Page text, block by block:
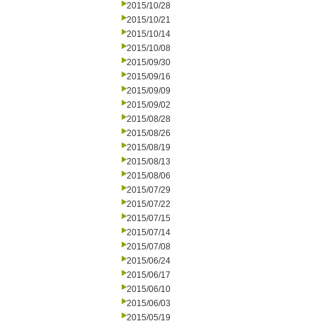
2015/10/28
2015/10/21
2015/10/14
2015/10/08
2015/09/30
2015/09/16
2015/09/09
2015/09/02
2015/08/28
2015/08/26
2015/08/19
2015/08/13
2015/08/06
2015/07/29
2015/07/22
2015/07/15
2015/07/14
2015/07/08
2015/06/24
2015/06/17
2015/06/10
2015/06/03
2015/05/19